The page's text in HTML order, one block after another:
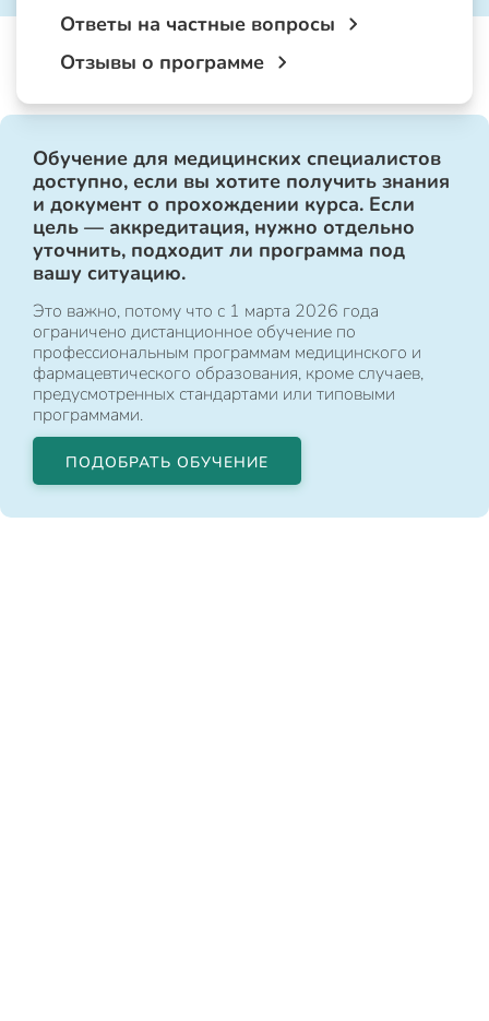
Ответы на частные вопросы
Отзывы о программе
Обучение для медицинских специалистов
доступно, если вы хотите получить знания
и документ о прохождении курса. Если
цель — аккредитация, нужно отдельно
уточнить, подходит ли программа под
вашу ситуацию.
Это важно, потому что с 1 марта 2026 года
ограничено дистанционное обучение по
профессиональным программам медицинского и
фармацевтического образования, кроме случаев,
предусмотренных стандартами или типовыми
программами.
ПОДОБРАТЬ ОБУЧЕНИЕ